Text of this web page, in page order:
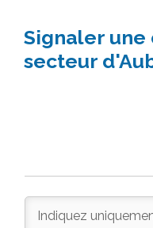
Signaler
secteur